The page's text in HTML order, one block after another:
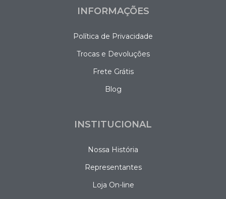
INFORMAÇÕES
Política de Privacidade
Trocas e Devoluções
Frete Grátis
Blog
INSTITUCIONAL
Nossa História
Representantes
Loja On-line